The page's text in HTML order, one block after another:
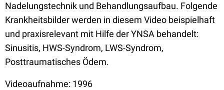
Nadelungstechnik und Behandlungsaufbau. Folgende
Krankheitsbilder werden in diesem Video beispielhaft
und praxisrelevant mit Hilfe der YNSA behandelt:
Sinusitis, HWS-Syndrom, LWS-Syndrom,
Posttraumatisches Ödem.
Videoaufnahme: 1996